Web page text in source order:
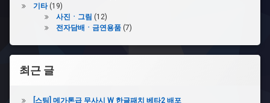
랑
기타(19)
사진ㆍ그림 (12)
전자담배ㆍ금연용품(7)
최근 글
[스팀] 메가톤급 무사시 W 한글패치 베타2 배포